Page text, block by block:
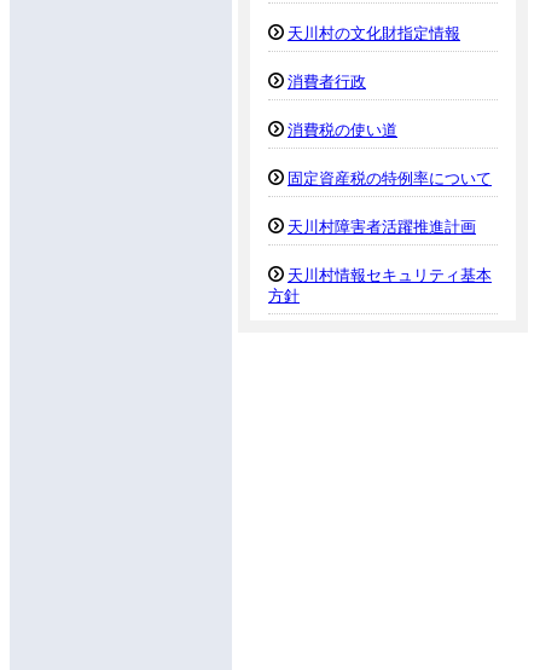
天川村の文化財指定情報
消費者行政
消費税の使い道
固定資産税の特例率について
天川村障害者活躍推進計画
天川村情報セキュリティ基本
方針